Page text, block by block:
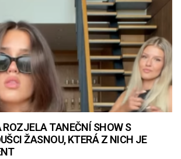
ROZJELA TANEČNÍ SHOW S
ŽASNOU, KTERÁ Z NICH JE